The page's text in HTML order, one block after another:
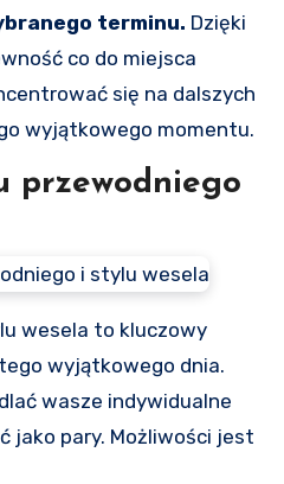
terminu. Dzięki
co do miejsca
się na dalszych
wyjątkowego momentu.
przewodniego
wesela to kluczowy
wyjątkowego dnia.
wasze indywidualne
jako pary. Możliwości jest